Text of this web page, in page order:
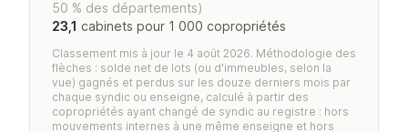
50 % des départements)
23,1 cabinets pour 1 000 copropriétés
Classement mis à jour le 4 août 2026. Méthodologie des
flèches : solde net de lots (ou d'immeubles, selon la
vue) gagnés et perdus sur les douze derniers mois par
chaque syndic ou enseigne, calculé à partir des
copropriétés ayant changé de syndic au registre : hors
mouvements internes à une même enseigne et hors